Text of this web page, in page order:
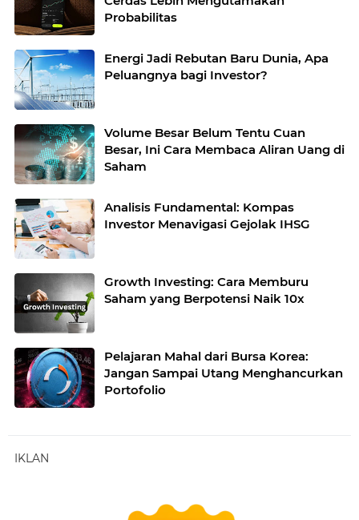
Probabilitas
Energi Jadi Rebutan Baru Dunia, Apa
Peluangnya bagi Investor?
Volume Besar Belum Tentu Cuan
Besar, Ini Cara Membaca Aliran Uang di
Saham
Analisis Fundamental: Kompas
Investor Menavigasi Gejolak IHSG
Growth Investing: Cara Memburu
Saham yang Berpotensi Naik 10x
Pelajaran Mahal dari Bursa Korea:
Jangan Sampai Utang Menghancurkan
Portofolio
IKLAN